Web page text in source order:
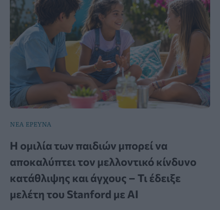
ΝΕΑ ΕΡΕΥΝΑ
Η ομιλία των παιδιών μπορεί να
αποκαλύπτει τον μελλοντικό κίνδυνο
κατάθλιψης και άγχους – Τι έδειξε
μελέτη του Stanford με AI